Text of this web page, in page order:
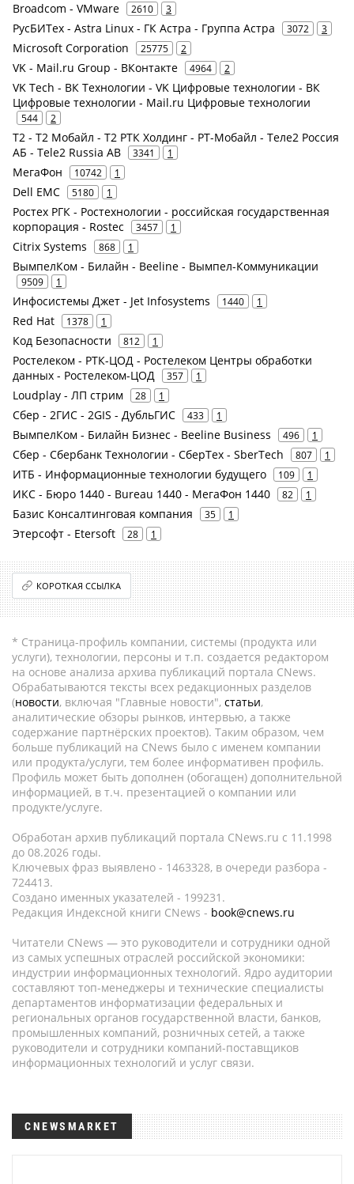
Broadcom - VMware 2610 3
РусБИТех - Astra Linux - ГК Астра - Группа Астра 3072 3
Microsoft Corporation 25775 2
VK - Mail.ru Group - ВКонтакте 4964 2
VK Tech - ВК Технологии - VK Цифровые технологии - ВК
Цифровые технологии - Mail.ru Цифровые технологии
544 2
Т2 - Т2 Мобайл - Т2 РТК Холдинг - РТ-Мобайл - Теле2 Россия
АБ - Tele2 Russia AB
3341 1
МегаФон 10742 1
Dell EMC 5180 1
Ростех РГК - Ростехнологии - российская государственная
корпорация - Rostec
3457 1
Citrix Systems 868 1
ВымпелКом - Билайн - Beeline - Вымпел-Коммуникации
9509 1
Инфосистемы Джет - Jet Infosystems 1440 1
Red Hat 1378 1
Код Безопасности 812 1
Ростелеком - РТК-ЦОД - Ростелеком Центры обработки
данных - Ростелеком-ЦОД
357 1
Loudplay - ЛП стрим 28 1
Сбер - 2ГИС - 2GIS - ДубльГИС 433 1
ВымпелКом - Билайн Бизнес - Beeline Business 496 1
Сбер - Сбербанк Технологии - СберТех - SberTech 807 1
ИТБ - Информационные технологии будущего 109 1
ИКС - Бюро 1440 - Bureau 1440 - МегаФон 1440 82 1
Базис Консалтинговая компания 35 1
Этерсофт - Etersoft 28 1
КОРОТКАЯ ССЫЛКА
* Страница-профиль компании, системы (продукта или
услуги), технологии, персоны и т.п. создается редактором
на основе анализа архива публикаций портала CNews.
Обрабатываются тексты всех редакционных разделов
(новости, включая "Главные новости", статьи,
аналитические обзоры рынков, интервью, а также
содержание партнёрских проектов). Таким образом, чем
больше публикаций на CNews было с именем компании
или продукта/услуги, тем более информативен профиль.
Профиль может быть дополнен (обогащен) дополнительной
информацией, в т.ч. презентацией о компании или
продукте/услуге.
Обработан архив публикаций портала CNews.ru c 11.1998
до 08.2026 годы.
Ключевых фраз выявлено - 1463328, в очереди разбора -
724413.
Создано именных указателей - 199231.
Редакция Индексной книги CNews - book@cnews.ru
Читатели CNews — это руководители и сотрудники одной
из самых успешных отраслей российской экономики:
индустрии информационных технологий. Ядро аудитории
составляют топ-менеджеры и технические специалисты
департаментов информатизации федеральных и
региональных органов государственной власти, банков,
промышленных компаний, розничных сетей, а также
руководители и сотрудники компаний-поставщиков
информационных технологий и услуг связи.
CNEWSMARKET